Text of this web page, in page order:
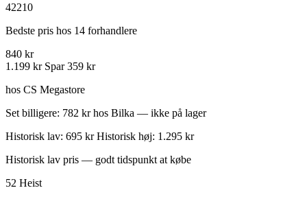
42210
Bedste pris hos 14 forhandlere
840 kr
1.199 kr Spar 359 kr
hos CS Megastore
Set billigere: 782 kr hos Bilka — ikke på lager
Historisk lav: 695 kr Historisk høj: 1.295 kr
Historisk lav pris — godt tidspunkt at købe
52 Heist